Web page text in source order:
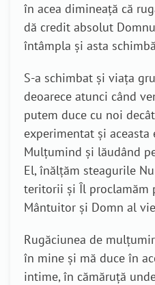
în acea dimineață că
dă credit absolut
întâmpla și asta
S-a schimbat și viața
deoarece atunci când
putem duce cu noi
experimentat şi aceasta
Mulțumind și lăudând
El, înălțăm steagurile
teritorii și Îl proclamăm
Mântuitor și Domn al
Rugăciunea de
în mine și mă duce în
intime, în cămăruță